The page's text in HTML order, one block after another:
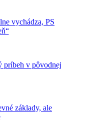
vychádza, PS
príbeh v pôvodnej
základy, ale